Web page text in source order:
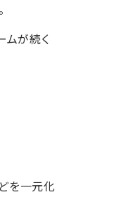
ムが続く
を一元化